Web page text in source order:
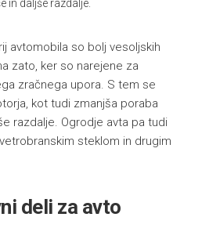
in daljše razdalje.
avtomobila so bolj vesoljskih
zato, ker so narejene za
zračnega upora. S tem se
kot tudi zmanjša poraba
razdalje. Ogrodje avta pa tudi
steklom in drugim
deli za avto